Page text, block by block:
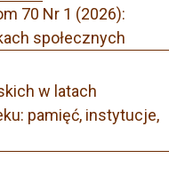
70 Nr 1 (2026):
społecznych
w latach
pamięć, instytucje,